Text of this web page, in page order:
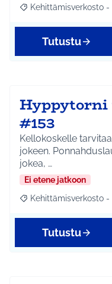
Rajaa tulokset
Kehittämisverkosto -
Tutustu
#153
Kellokoskelle
jokeen.
jokea, …
Ei etene jatkoon
Rajaa tulokset
Kehittämisverkosto -
Tutustu